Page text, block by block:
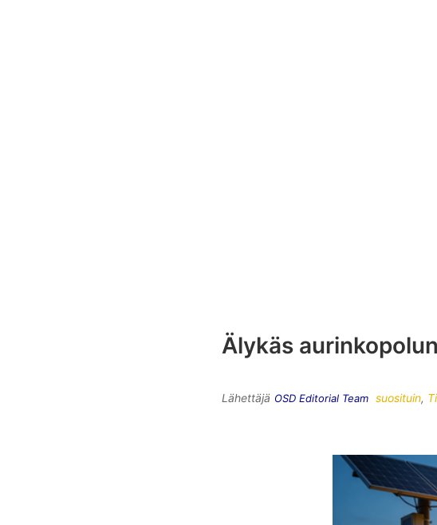
Älykäs
Lähettäjä OSD Editorial Team suosituin,